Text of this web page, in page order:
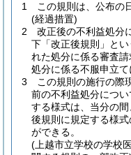
1
この規則は、公布の
(経過措置)
2
改正後の不利益処分
下「改正後規則」とい
れた処分に係る審査
処分に係る不服申立て
3
この規則の施行の際
前の不利益処分につ
する様式は、当分の
後規則に規定する様
ができる。
(上越市立学校の学校